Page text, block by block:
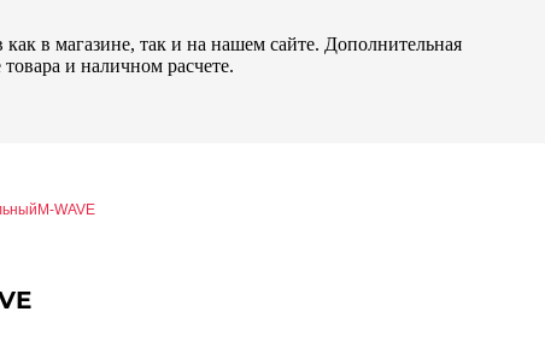
в магазине, так и на нашем сайте. Дополнительная
и наличном расчете.
WAVE